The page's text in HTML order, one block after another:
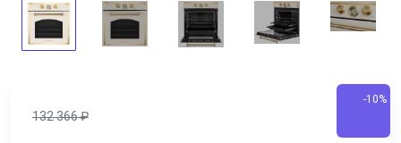
132 366₽
-10%